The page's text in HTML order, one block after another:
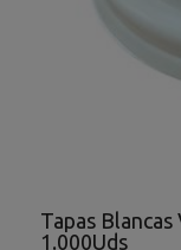
Tapas
1.000Uds